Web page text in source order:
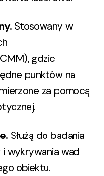
Stosowany w
gdzie
punktów na
za pomocą
Służą do badania
i wykrywania wad
obiektu.